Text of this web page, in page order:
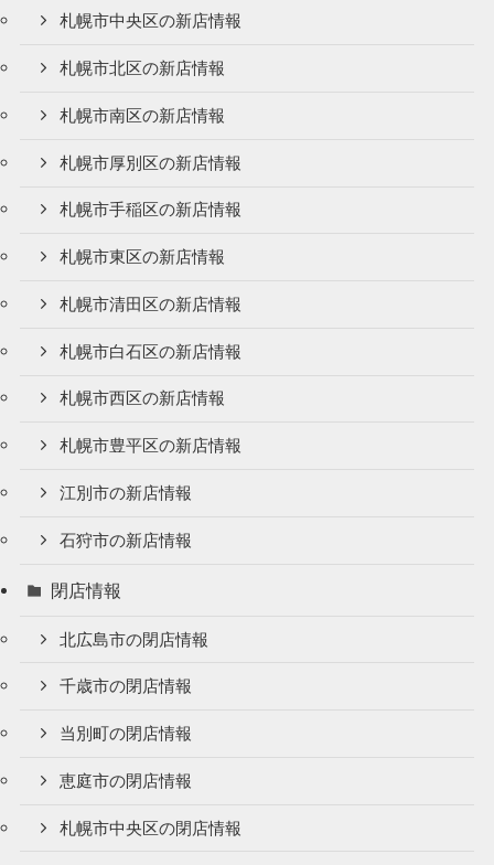
札幌市中央区の新店情報
札幌市北区の新店情報
札幌市南区の新店情報
札幌市厚別区の新店情報
札幌市手稲区の新店情報
札幌市東区の新店情報
札幌市清田区の新店情報
札幌市白石区の新店情報
札幌市西区の新店情報
札幌市豊平区の新店情報
江別市の新店情報
石狩市の新店情報
閉店情報
北広島市の閉店情報
千歳市の閉店情報
当別町の閉店情報
恵庭市の閉店情報
札幌市中央区の閉店情報